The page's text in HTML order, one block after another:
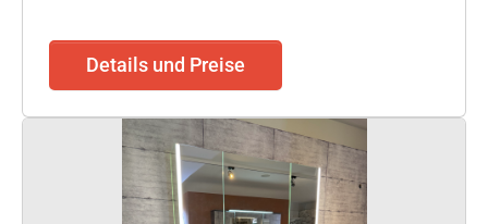
Details und Preise